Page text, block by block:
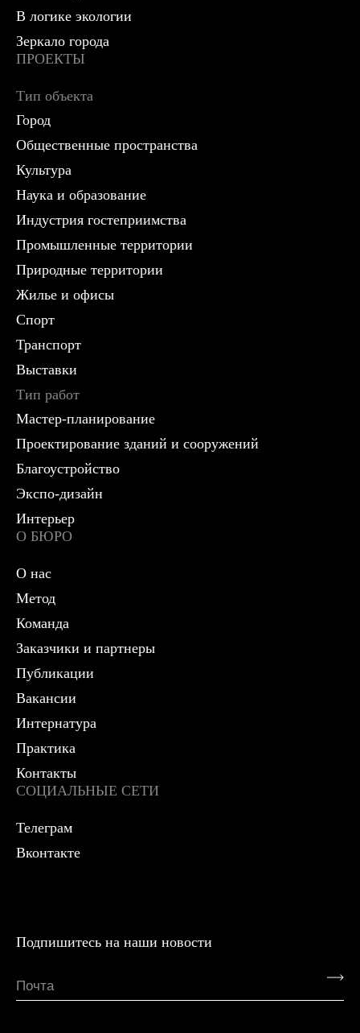
В логике экологии
Зеркало города
ПРОЕКТЫ
Тип объекта
Город
Общественные пространства
Культура
Наука и образование
Индустрия гостеприимства
Промышленные территории
Природные территории
Жилье и офисы
Спорт
Транспорт
Выставки
Тип работ
Мастер-планирование
Проектирование зданий и сооружений
Благоустройство
Экспо-дизайн
Интерьер
О БЮРО
О нас
Метод
Команда
Заказчики и партнеры
Публикации
Вакансии
Интернатура
Практика
Контакты
СОЦИАЛЬНЫЕ СЕТИ
Телеграм
Вконтакте
Подпишитесь на наши новости